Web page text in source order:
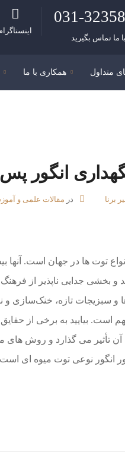
031-
ما تماس بگیرید
متداول همکاری با ما
انگور
برنا در مقالات علمی و
جدایی ناپذیر از
و سبزیجات تازه، خنک‌سازی
است. بیایید به برخی از
تأثیر می گذارد و روش های
انگور نوعی توت میوه ای